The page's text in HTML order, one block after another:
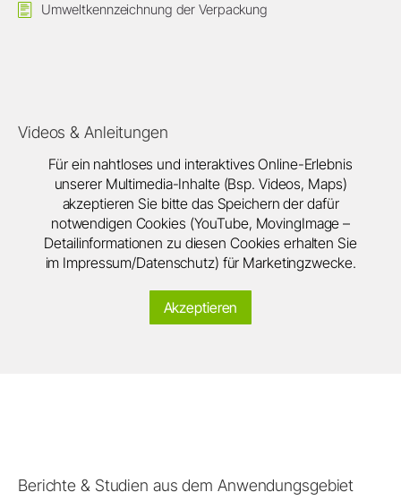
Umweltkennzeichnung der Verpackung
Videos & Anleitungen
Für ein nahtloses und interaktives Online-Erlebnis
unserer Multimedia-Inhalte (Bsp. Videos, Maps)
akzeptieren Sie bitte das Speichern der dafür
notwendigen Cookies (YouTube, MovingImage –
Detailinformationen zu diesen Cookies erhalten Sie
im Impressum/Datenschutz) für Marketingzwecke.
Akzeptieren
Berichte & Studien aus dem Anwendungsgebiet